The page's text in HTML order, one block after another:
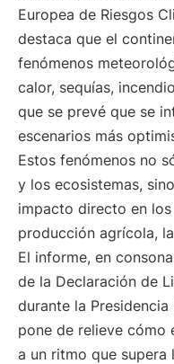
Europea de Riesgos
destaca que el
fenómenos
calor, sequías,
que se prevé que se
escenarios más
Estos fenómenos no
y los ecosistemas,
impacto directo en
producción agrícola,
El informe, en
de la Declaración de
durante la
pone de relieve cómo
a un ritmo que supera